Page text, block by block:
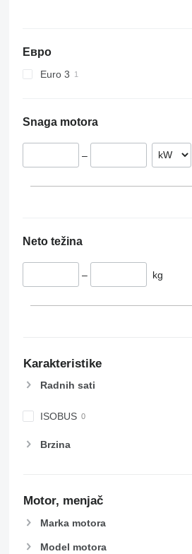
Евро
Euro 3
Snaga motora
–
Neto težina
– kg
Karakteristike
Radnih sati
ISOBUS
Brzina
Motor, menjač
Marka motora
Model motora